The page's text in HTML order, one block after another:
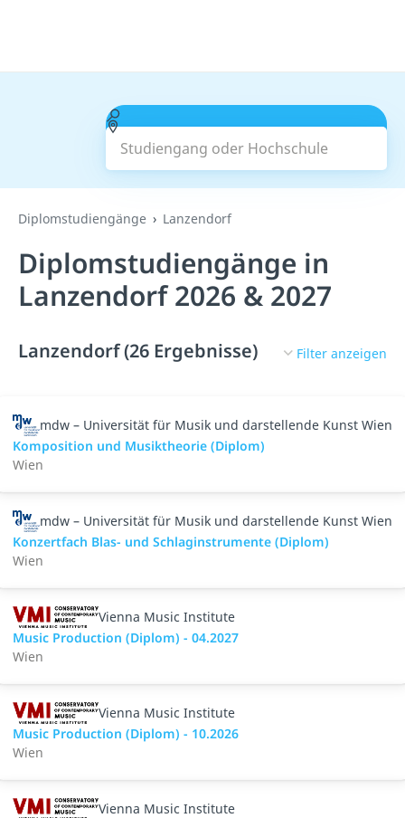
Studiengang oder Hochschule
Suchen
Diplomstudiengänge Lanzendorf
Diplomstudiengänge in
Lanzendorf 2026 & 2027
Lanzendorf (26 Ergebnisse) Filter anzeigen
mdw – Universität für Musik und darstellende Kunst Wien
Komposition und Musiktheorie (Diplom)
Wien
mdw – Universität für Musik und darstellende Kunst Wien
Konzertfach Blas- und Schlaginstrumente (Diplom)
Wien
Vienna Music Institute
Music Production (Diplom) - 04.2027
Wien
Vienna Music Institute
Music Production (Diplom) - 10.2026
Wien
Vienna Music Institute